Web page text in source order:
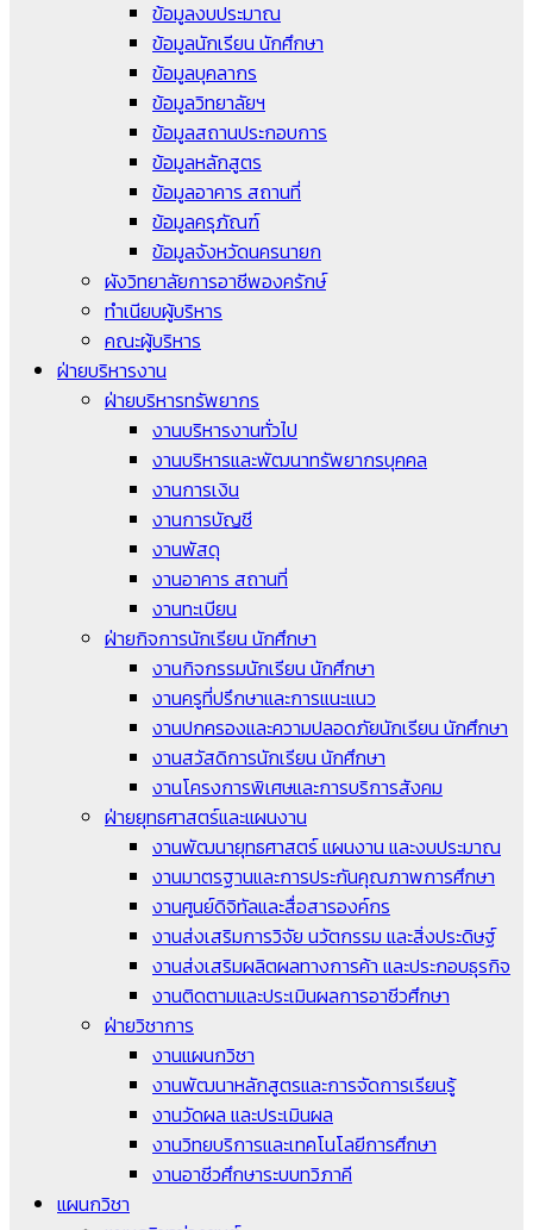
ข้อมูลงบประมาณ
ข้อมูลนักเรียน นักศึกษา
ข้อมูลบุคลากร
ข้อมูลวิทยาลัยฯ
ข้อมูลสถานประกอบการ
ข้อมูลหลักสูตร
ข้อมูลอาคาร สถานที่
ข้อมูลครุภัณฑ์
ข้อมูลจังหวัดนครนายก
ผังวิทยาลัยการอาชีพองครักษ์
ทำเนียบผู้บริหาร
คณะผู้บริหาร
ฝ่ายบริหารงาน
ฝ่ายบริหารทรัพยากร
งานบริหารงานทั่วไป
งานบริหารและพัฒนาทรัพยากรบุคคล
งานการเงิน
งานการบัญชี
งานพัสดุ
งานอาคาร สถานที่
งานทะเบียน
ฝ่ายกิจการนักเรียน นักศึกษา
งานกิจกรรมนักเรียน นักศึกษา
งานครูที่ปรึกษาและการแนะแนว
งานปกครองและความปลอดภัยนักเรียน นักศึกษา
งานสวัสดิการนักเรียน นักศึกษา
งานโครงการพิเศษและการบริการสังคม
ฝ่ายยุทธศาสตร์และแผนงาน
งานพัฒนายุทธศาสตร์ แผนงาน และงบประมาณ
งานมาตรฐานและการประกันคุณภาพการศึกษา
งานศูนย์ดิจิทัลและสื่อสารองค์กร
งานส่งเสริมการวิจัย นวัตกรรม และสิ่งประดิษฐ์
งานส่งเสริมผลิตผลทางการค้า และประกอบธุรกิจ
งานติดตามและประเมินผลการอาชีวศึกษา
ฝ่ายวิชาการ
งานแผนกวิชา
งานพัฒนาหลักสูตรและการจัดการเรียนรู้
งานวัดผล และประเมินผล
งานวิทยบริการและเทคโนโลยีการศึกษา
งานอาชีวศึกษาระบบทวิภาคี
แผนกวิชา